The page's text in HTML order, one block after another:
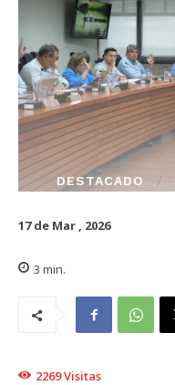
DESTACADO
17 de Mar , 2026
3 min.
2269Visitas